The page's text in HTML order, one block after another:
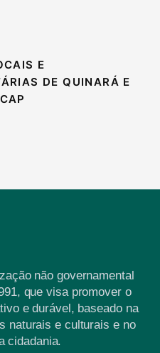
E
DE QUINARÁ E
não governamental
que visa promover o
e durável, baseado na
naturais e culturais e no
cidadania.